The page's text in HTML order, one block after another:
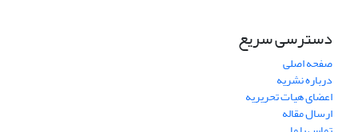
دسترسی سریع
صفحه اصلی
درباره نشریه
اعضای هیات تحریریه
ارسال مقاله